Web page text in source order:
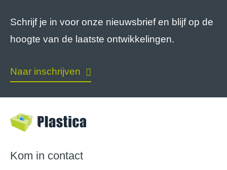
Schrijf je in voor onze nieuwsbrief en blijf op de
hoogte van de laatste ontwikkelingen.
Naar inschrijven
Kom in contact